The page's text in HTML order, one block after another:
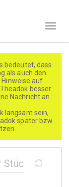
bedeutet, dass
als auch den
Hinweise auf
besser
Nachricht an
langsam sein,
später bzw.